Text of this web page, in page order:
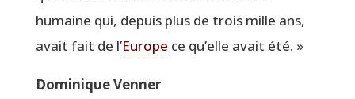
humaine qui, depuis plus de trois mille ans,
avait fait de l’Europe ce qu’elle avait été. »
Domi­nique Venner